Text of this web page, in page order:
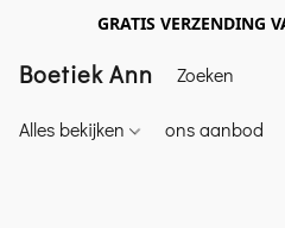
GRATIS VERZENDING
Boetiek Ann
Alles bekijken ons aanbod